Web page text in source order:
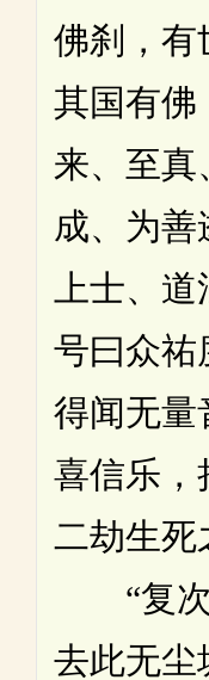
佛刹，有
其国有佛
来、至真
成、为
上士、
号曰众祐
得闻无量
喜信乐，
二劫生死
“复次
去此无尘